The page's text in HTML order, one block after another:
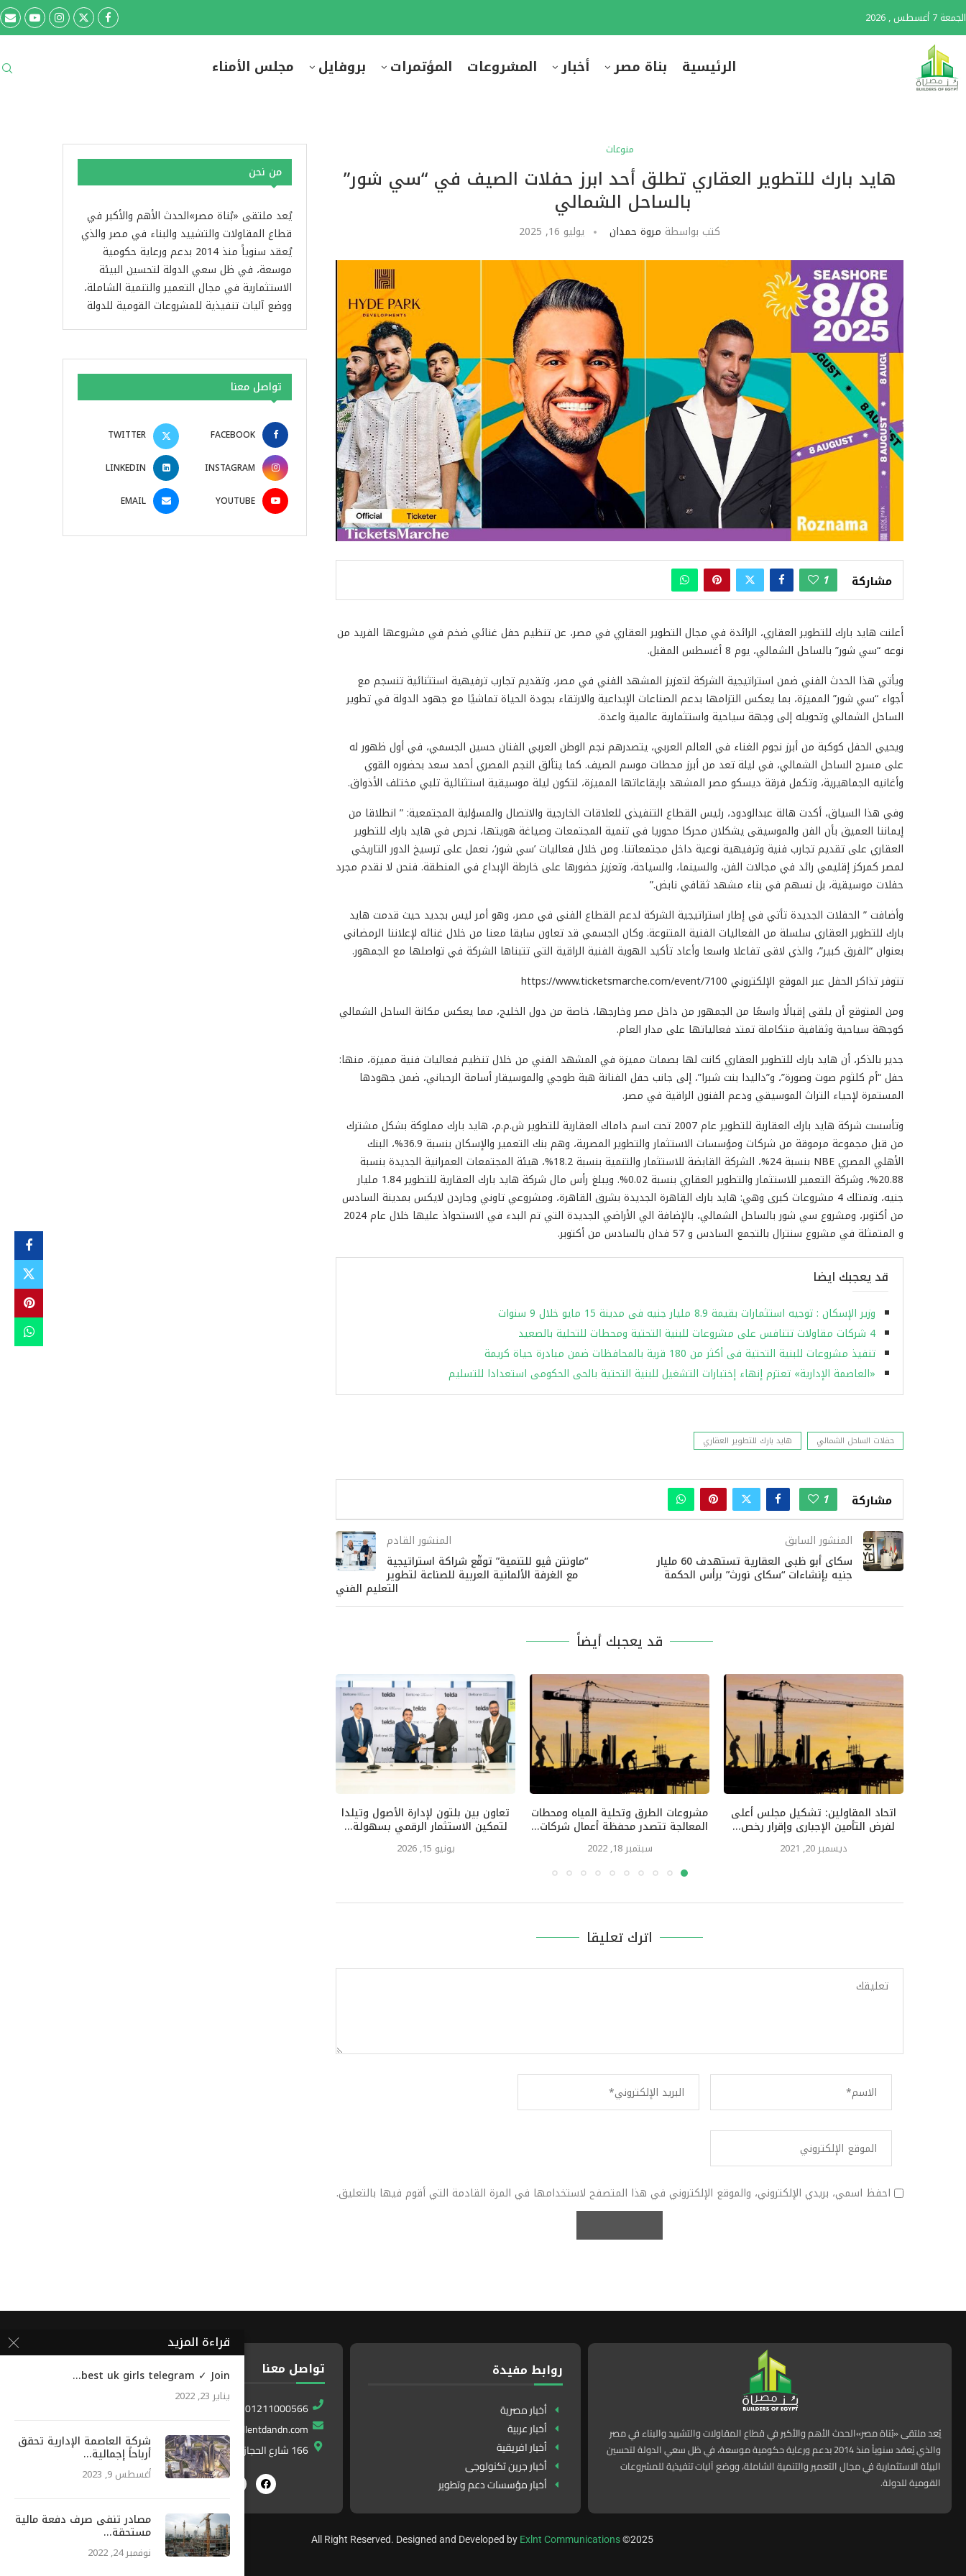
الجمعة 7 أغسطس , 2026
الرئيسية بناة مصر أخبار المشروعات المؤتمرات بروفايل مجلس الأمناء
منوعات
هايد بارك للتطوير العقاري تطلق أحد ابرز حفلات الصيف في “سي شور”
بالساحل الشمالي
كتب بواسطة مروة حمدان يوليو 16, 2025
مشاركة 1
أعلنت هايد بارك للتطوير العقاري، الرائدة في مجال التطوير العقاري في مصر، عن تنظيم حفل غنائي ضخم في مشروعها الفريد من
نوعه “سي شور” بالساحل الشمالي، يوم 8 أغسطس المقبل.
ويأتي هذا الحدث الفني ضمن استراتيجية الشركة لتعزيز المشهد الفني في مصر، وتقديم تجارب ترفيهية استثنائية تنسجم مع
أجواء “سي شور” المميزة، بما يعكس التزامها بدعم الصناعات الإبداعية والارتقاء بجودة الحياة تماشيًا مع جهود الدولة في تطوير
الساحل الشمالي وتحويله إلى وجهة سياحية واستثمارية عالمية واعدة.
ويحيي الحفل كوكبة من أبرز نجوم الغناء في العالم العربي، يتصدرهم نجم الوطن العربي الفنان حسين الجسمي، في أول ظهور له
على مسرح الساحل الشمالي، في ليلة تعد من أبرز محطات موسم الصيف. كما يتألق النجم المصري أحمد سعد بحضوره القوي
وأغانيه الجماهيرية، وتكمل فرقة ديسكو مصر المشهد بإيقاعاتها المميزة، لتكون ليلة موسيقية استثنائية تلبي مختلف الأذواق.
وفي هذا السياق، أكدت هالة عبدالودود، رئيس القطاع التنفيذي للعلاقات الخارجية والاتصال والمسؤلية المجتمعية: ” انطلاقا من
إيماننا العميق بأن الفن والموسيقى يشكلان محركا محوريا في تنمية المجتمعات وصياغة هويتها، نحرص في هايد بارك للتطوير
العقاري على تقديم تجارب فنية وترفيهية نوعية داخل مجتمعاتنا. ومن خلال فعاليات ’سي شور‘، نعمل على ترسيخ الدور التاريخي
لمصر كمركز إقليمي رائد في مجالات الفن، والسينما، والسياحة، وتعزيز حضورها على خارطة الإبداع في المنطقة. فنحن لا نقدم مجرد
حفلات موسيقية، بل نسهم في بناء مشهد ثقافي نابض.”
وأضافت ” الحفلات الجديدة تأتي في إطار استراتيجية الشركة لدعم القطاع الفني في مصر، وهو أمر ليس بجديد حيث قدمت هايد
بارك للتطوير العقاري سلسلة من الفعاليات الفنية المتنوعة. وكان الجسمي قد تعاون سابقا معنا من خلال غنائه لإعلاننا الرمضاني
بعنوان “الفرق كبير”، والذي لاقى تفاعلا واسعا وأعاد تأكيد الهوية الفنية الراقية التي تتبناها الشركة في تواصلها مع الجمهور.
تتوفر تذاكر الحفل عبر الموقع الإلكتروني https://www.ticketsmarche.com/event/7100
ومن المتوقع أن يلقى إقبالًا واسعًا من الجمهور من داخل مصر وخارجها، خاصة من دول الخليج، مما يعكس مكانة الساحل الشمالي
كوجهة سياحية وثقافية متكاملة تمتد فعالياتها على مدار العام.
جدير بالذكر، أن هايد بارك للتطوير العقاري كانت لها بصمات مميزة في المشهد الفني من خلال تنظيم فعاليات فنية مميزة، منها:
حفل “أم كلثوم صوت وصورة”، و”داليدا بنت شبرا”، إلى جانب حفل الفنانة هبة طوجي والموسيقار أسامة الرحباني، ضمن جهودها
المستمرة لإحياء التراث الموسيقي ودعم الفنون الراقية في مصر.
وتأسست شركة هايد بارك العقارية للتطوير عام 2007 تحت اسم داماك العقارية للتطوير ش.م.م، هايد بارك مملوكة بشكل مشترك
من قبل مجموعة مرموقة من شركات ومؤسسات الاستثمار والتطوير المصرية، وهم بنك التعمير والإسكان بنسبة 36.9%، البنك
الأهلي المصري NBE بنسبة 24%، الشركة القابضة للاستثمار والتنمية بنسبة 18.2%، هيئة المجتمعات العمرانية الجديدة بنسبة
20.88%، وشركة التعمير للاستثمار والتطوير العقاري بنسبة 0.02%. ويبلغ رأس مال شركة هايد بارك العقارية للتطوير 1.84 مليار
جنيه، وتمتلك 4 مشروعات كبرى وهي: هايد بارك القاهرة الجديدة بشرق القاهرة، ومشروعي تاوني وجاردن لايكس بمدينة السادس
من أكتوبر، ومشروع سي شور بالساحل الشمالي، بالإضافة الي الأراضي الجديدة التي تم البدء في الاستحواذ عليها خلال عام 2024
و المتمثلة في مشروع سنترال بالتجمع السادس و 57 فدان بالسادس من أكتوبر.
قد يعجبك ايضا
وزير الإسكان : توجيه استثمارات بقيمة 8.9 مليار جنيه فى مدينة 15 مايو خلال 9 سنوات
4 شركات مقاولات تتنافس على مشروعات للبنية التحتية ومحطات للتحلية بالصعيد
تنفيذ مشروعات للبنية التحتية فى أكثر من 180 قرية بالمحافظات ضمن مبادرة حياة كريمة
«العاصمة الإدارية» تعتزم إنهاء إختبارات التشغيل للبنية التحتية بالحى الحكومى استعدادا للتسليم
حفلات الساحل الشمالي هايد بارك للتطوير العقاري
مشاركة 1
المنشور السابق
سكاى أبو ظبى العقارية تستهدف 60 مليار
جنيه بإنشاءات “سكاى نورث” برأس الحكمة
المنشور القادم
“ماونتن ڤيو للتنمية” توقّع شراكة استراتيجية
مع الغرفة الألمانية العربية للصناعة لتطوير
التعليم الفني
قد يعجبك أيضاً
اتحاد المقاولين: تشكيل مجلس أعلى
لفرض التأمين الإجبارى وإقرار رخص...
ديسمبر 20, 2021
مشروعات الطرق وتحلية المياه ومحطات
المعالجة تتصدر محفظة أعمال شركات...
سبتمبر 18, 2022
تعاون بين بلتون لإدارة الأصول وتيلدا
لتمكين الاستثمار الرقمي بسهولة...
يونيو 15, 2026
اترك تعليقا
احفظ اسمي، بريدي الإلكتروني، والموقع الإلكتروني في هذا المتصفح لاستخدامها في المرة القادمة التي أقوم فيها بالتعليق.
من نحن
يُعد ملتقى «بُناة مصر»الحدث الأهم والأكبر في
قطاع المقاولات والتشييد والبناء في مصر والذي
يُعقد سنوياً منذ 2014 بدعم ورعاية حكومية
موسعة، في ظل سعي الدولة لتحسين البيئة
الاستثمارية في مجال التعمير والتنمية الشاملة،
ووضع آليات تنفيذية للمشروعات القومية للدولة
تواصل معنا
FACEBOOK
TWITTER
INSTAGRAM
LINKEDIN
YOUTUBE
EMAIL
يُعد ملتقى «بُناة مصر»الحدث الأهم والأكبر في قطاع المقاولات والتشييد والبناء في مصر
والذي يُعقد سنوياً منذ 2014 بدعم ورعاية حكومية موسعة، في ظل سعي الدولة لتحسين
البيئة الاستثمارية في مجال التعمير والتنمية الشاملة، ووضع آليات تنفيذية للمشروعات
القومية للدولة.
روابط مفيدة
أخبار مصرية
أخبار عربية
أخبار افريقية
أخبار جرين تكنولوجى
أخبار مؤسسات دعم وتطوير
تواصل معنا
01211000566
info@excellentdandn.com
166 شارع الحجاز المطار ، النزهة ، القاهرة ، مصر
All Right Reserved. Designed and Developed by
Exlnt Communications©2025
قراءة المزيد
best uk girls telegram ✓ Join...
يناير 23, 2022
شركة العاصمة الإدارية تحقق
أرباحاً إجمالية...
أغسطس 9, 2023
مصادر تنفى صرف دفعة مالية
مستحقة...
نوفمبر 24, 2022